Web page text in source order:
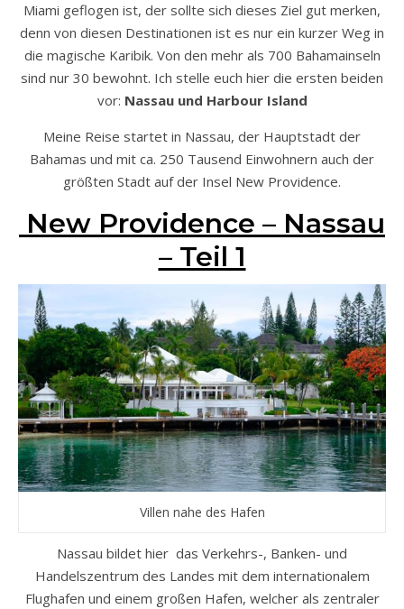
Miami geflogen ist, der sollte sich dieses Ziel gut merken,
denn von diesen Destinationen ist es nur ein kurzer Weg in
die magische Karibik. Von den mehr als 700 Bahamainseln
sind nur 30 bewohnt. Ich stelle euch hier die ersten beiden
vor: Nassau und Harbour Island
Meine Reise startet in Nassau, der Hauptstadt der
Bahamas und mit ca. 250 Tausend Einwohnern auch der
größten Stadt auf der Insel New Providence.
New Providence – Nassau
– Teil 1
Villen nahe des Hafen
Nassau bildet hier das Verkehrs-, Banken- und
Handelszentrum des Landes mit dem internationalem
Flughafen und einem großen Hafen, welcher als zentraler